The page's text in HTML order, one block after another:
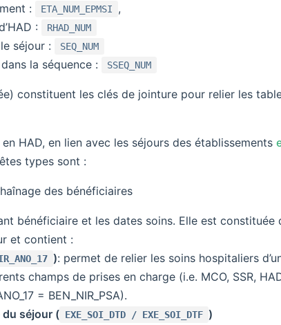
: ETA_NUM_EPMSI
,
:
RHAD_NUM
séjour : SEQ_NUM
la séquence : SSEQ_NUM
constituent les clés de jointure pour relier les
HAD, en lien avec les séjours des établissements
types sont :
des bénéficiaires
bénéficiaire et les dates soins. Elle est constituée
et contient :
): permet de relier les soins hospitaliers
champs de prises en charge (i.e. MCO, SSR,
= BEN_NIR_PSA).
du séjour ( EXE_SOI_DTD / EXE_SOI_DTF )